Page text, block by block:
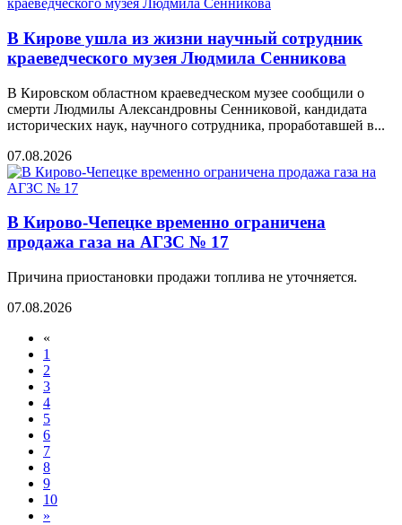
В Кирове ушла из жизни научный сотрудник
краеведческого музея Людмила Сенникова
В Кировском областном краеведческом музее сообщили о
смерти Людмилы Александровны Сенниковой, кандидата
исторических наук, научного сотрудника, проработавшей в...
07.08.2026
В Кирово-Чепецке временно ограничена
продажа газа на АГЗС № 17
Причина приостановки продажи топлива не уточняется.
07.08.2026
«
1
2
3
4
5
6
7
8
9
10
»